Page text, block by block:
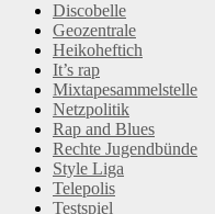
Discobelle
Geozentrale
Heikoheftich
It’s rap
Mixtapesammelstelle
Netzpolitik
Rap and Blues
Rechte Jugendbünde
Style Liga
Telepolis
Testspiel